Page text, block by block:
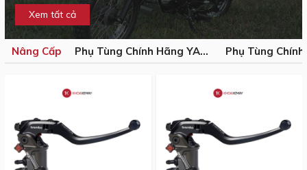
Xem tất cả
Nâng Cấp Phụ Tùng Chính Hãng YAMAHA